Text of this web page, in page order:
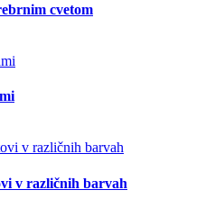
cvetom
v različnih barvah